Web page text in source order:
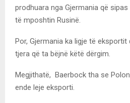
prodhuara nga Gjermania që
të mposhtin Rusinë.
Por, Gjermania ka ligje të eksportit
tjera që ta bëjnë këtë dërgim.
Megjithatë, Baerbock tha se
ende leje eksporti.